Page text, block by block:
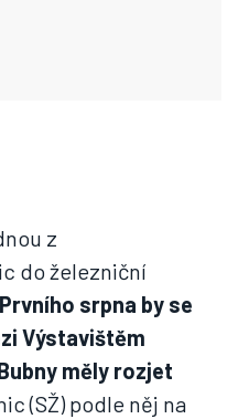
z
do železniční
Prvního srpna by se
Výstavištěm
měly rozjet
(SŽ) podle něj na